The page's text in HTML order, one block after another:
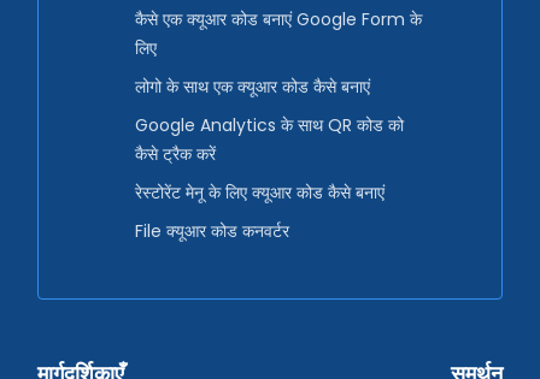
कैसे एक क्यूआर कोड बनाएं Google Form के
लिए
लोगो के साथ एक क्यूआर कोड कैसे बनाएं
Google Analytics के साथ QR कोड को
कैसे ट्रैक करें
रेस्टोरेंट मेनू के लिए क्यूआर कोड कैसे बनाएं
File क्यूआर कोड कनवर्टर